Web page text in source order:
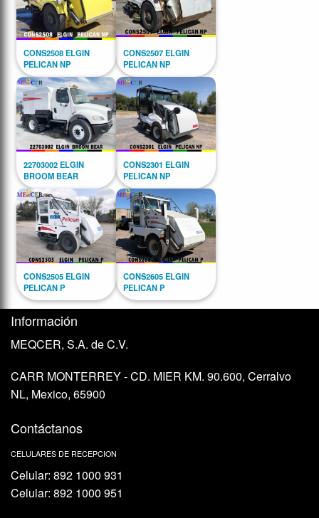
CONS2508 ELGIN
PELICAN NP
CONS2507 ELGIN
PELICAN NP
22703002 ELGIN
BROOM BEAR
CONS2301 ELGIN
PELICAN NP
CONS2505 ELGIN
PELICAN P
CONS2605 ELGIN
PELICAN P
Información
MEQCER, S.A. de C.V.
CARR MONTERREY - CD. MIER KM. 90.600, Cerralvo
NL, Mexico, 65900
Contáctanos
CELULARES DE RECEPCION
Celular: 892 1000 931
Celular: 892 1000 951